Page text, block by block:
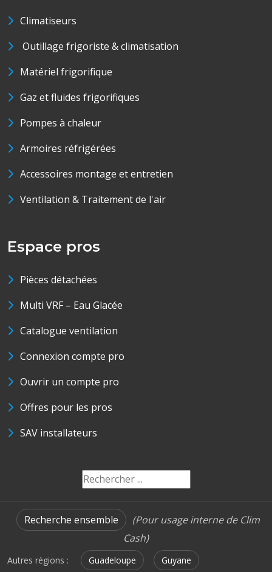
Climatiseurs
Outillage frigoriste & climatisation
Matériel frigorifique
Gaz et fluides frigorifiques
Pompes à chaleur
Armoires réfrigérées
Accessoires montage et entretien
Ventilation & Traitement de l'air
Espace pros
Pièces détachées
Multi VRF – Eau Glacée
Catalogue ventilation
Connexion compte pro
Ouvrir un compte pro
Offres pour les pros
SAV installateurs
Recherche ensemble
(Pour usage interne de Clim
Cash)
Autres régions : Guadeloupe Guyane